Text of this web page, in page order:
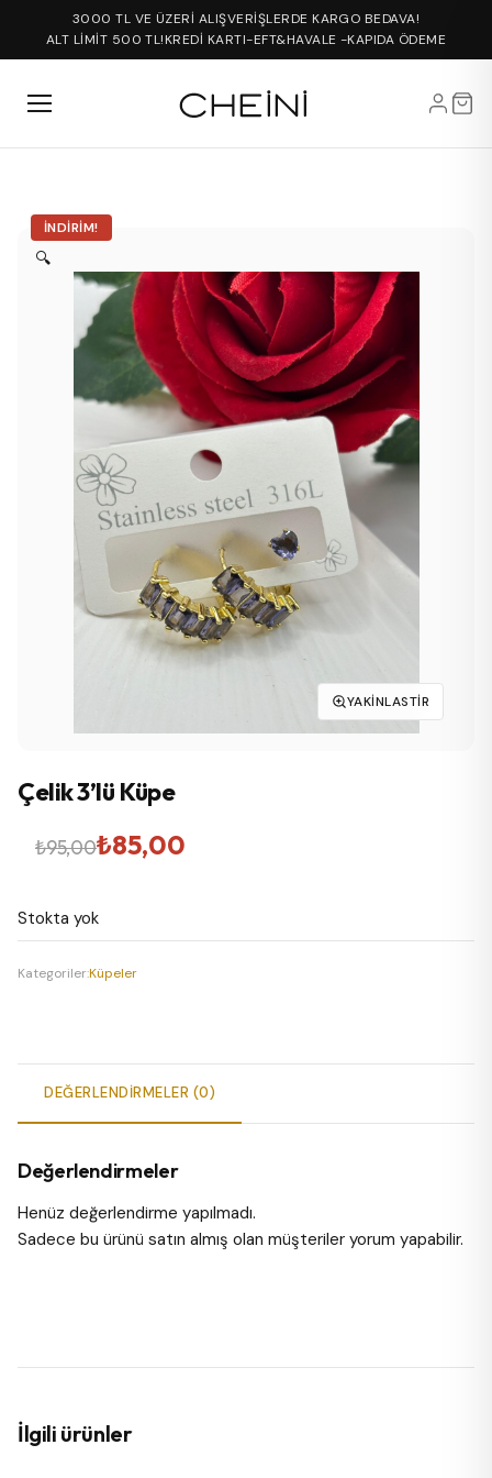
3000 TL VE ÜZERİ ALIŞVERİŞLERDE KARGO BEDAVA!
ALT LİMİT 500 TL!KREDİ KARTI-EFT&HAVALE -KAPIDA ÖDEME
İNDIRIM!
🔍
YAKINLASTIR
Çelik 3’lü Küpe
₺95,00
Orijinal
₺95,00.
₺85,00
Şu
fiyat:
₺85,00.
Stokta yok
Kategoriler:Küpeler
DEĞERLENDIRMELER (0)
Değerlendirmeler
Henüz değerlendirme yapılmadı.
Sadece bu ürünü satın almış olan müşteriler yorum yapabilir.
İlgili ürünler